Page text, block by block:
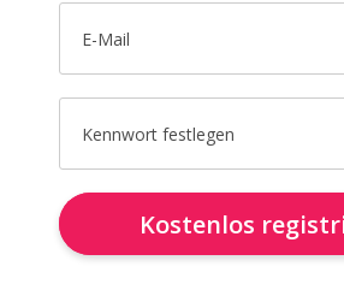
E-Mail
Kennwort festlegen
Kostenlos